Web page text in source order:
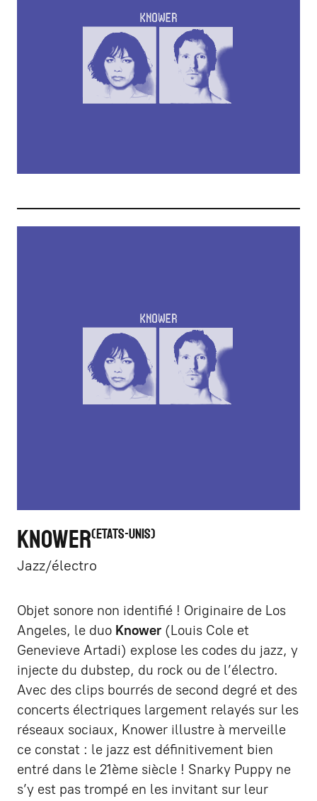
KNOWER ETATS-UNIS
Jazz/électro
Objet sonore non identifié ! Originaire de Los
Angeles, le duo Knower (Louis Cole et
Genevieve Artadi) explose les codes du jazz, y
injecte du dubstep, du rock ou de l’électro.
Avec des clips bourrés de second degré et des
concerts électriques largement relayés sur les
réseaux sociaux, Knower illustre à merveille
ce constat : le jazz est définitivement bien
entré dans le 21ème siècle ! Snarky Puppy ne
s’y est pas trompé en les invitant sur leur